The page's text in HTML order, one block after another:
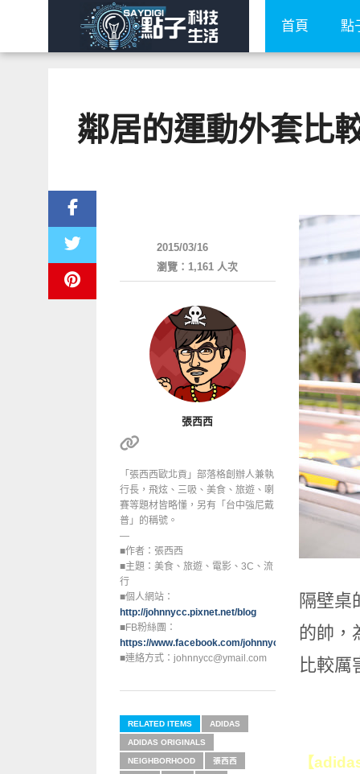
首頁 點
鄰居的運動外套比
隔壁桌
的帥，
比較厲
【
2015/03/16
瀏覽：1,161 人次
張西西
「張西西歐北貢」部落格創辦人兼執
行長，飛炫、三吸、美食、旅遊、喇
賽等題材皆略懂，另有「台中強尼戴
普」的稱號。
—
■作者：張西西
■主題：美食、旅遊、電影、3C、流
行
■個人網站：
http://johnnycc.pixnet.net/blog
■FB粉絲團：
https://www.facebook.com/johnnycc.blog/
■連絡方式：johnnycc@ymail.com
RELATED ITEMS ADIDAS
ADIDAS ORIGINALS
NEIGHBORHOOD 張西西